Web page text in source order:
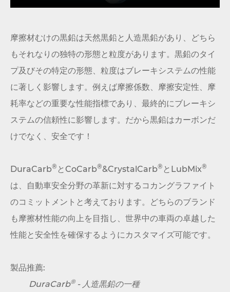
摩擦材むけの黒鉛は天然黒鉛と人造黒鉛があり、どちら
もそれなりの独特の形態と粒度があります。黒鉛のタイ
プ及びその特定の形態、粒度はブレーキシステムの性能
に著しく影響します。例えば摩擦係数、摩擦安定性、摩
耗率などの重要な性能指標であり、最終的にブレーキシ
ステムの信頼性に影響します。だから黒鉛はカーボンだ
けでなく、安全です！
DuraCarb® とCoCarb®&CrystalCarb® とLubMix®
は、自動車安全分野の革新に対するコカングラファイト
のコミットメントと考えております。どちらのブランド
も摩擦材性能の向上を目指し、世界中の車両の卓越した
性能と安全性を確保するようにカスタマイズ可能です。
製品推薦:
DuraCarb® - 人造黒鉛の一種